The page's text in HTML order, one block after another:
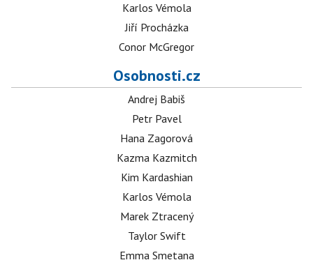
Karlos Vémola
Jiří Procházka
Conor McGregor
Osobnosti.cz
Andrej Babiš
Petr Pavel
Hana Zagorová
Kazma Kazmitch
Kim Kardashian
Karlos Vémola
Marek Ztracený
Taylor Swift
Emma Smetana